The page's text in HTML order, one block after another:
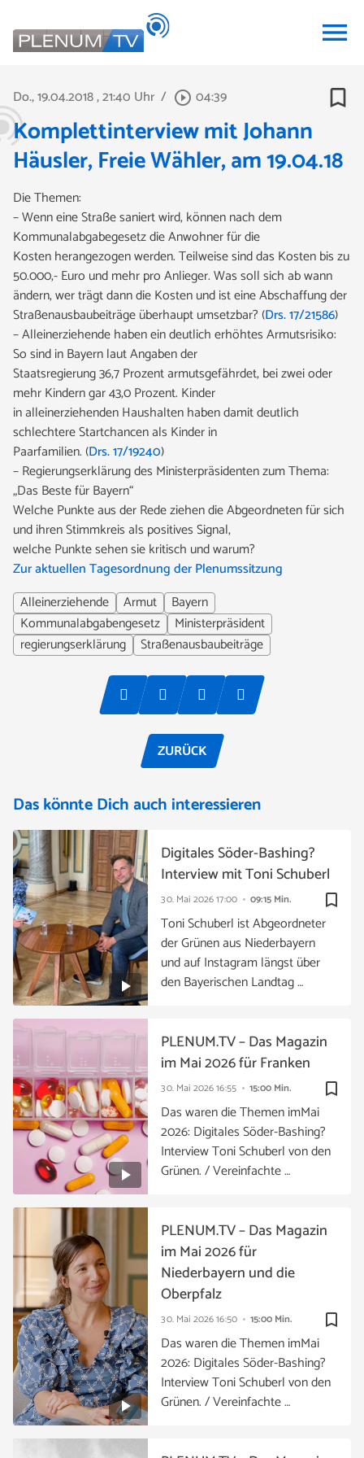
menu
Do., 19.04.2018, 21:40 Uhr / play_circle_outline 04:39 bookmark_border
Komplettinterview mit Johann
Häusler, Freie Wähler, am 19.04.18
Die Themen:
– Wenn eine Straße saniert wird, können nach dem
Kommunalabgabegesetz die Anwohner für die
Kosten herangezogen werden. Teilweise sind das Kosten bis zu
50.000,- Euro und mehr pro Anlieger. Was soll sich ab wann
ändern, wer trägt dann die Kosten und ist eine Abschaffung der
Straßenausbaubeiträge überhaupt umsetzbar? (Drs. 17/21586)
– Alleinerziehende haben ein deutlich erhöhtes Armutsrisiko:
So sind in Bayern laut Angaben der
Staatsregierung 36,7 Prozent armutsgefährdet, bei zwei oder
mehr Kindern gar 43,0 Prozent. Kinder
in alleinerziehenden Haushalten haben damit deutlich
schlechtere Startchancen als Kinder in
Paarfamilien. (Drs. 17/19240)
– Regierungserklärung des Ministerpräsidenten zum Thema:
„Das Beste für Bayern“
Welche Punkte aus der Rede ziehen die Abgeordneten für sich
und ihren Stimmkreis als positives Signal,
welche Punkte sehen sie kritisch und warum?
Zur aktuellen Tagesordnung der Plenumssitzung
Alleinerziehende
Armut
Bayern
Kommunalabgabengesetz
Ministerpräsident
regierungserklärung
Straßenausbaubeiträge
ZURÜCK
Das könnte Dich auch interessieren
bookmark_border
30. Mai 202617:00 09:15 Min.
Digitales Söder-Bashing?
Interview mit Toni Schuberl
Toni Schuberl ist Abgeordneter
der Grünen aus Niederbayern
und auf Instagram längst über
den Bayerischen Landtag …
bookmark_border
30. Mai 202616:55 15:00 Min.
PLENUM.TV – Das Magazin
im Mai 2026 für Franken
Das waren die Themen imMai
2026: Digitales Söder-Bashing?
Interview Toni Schuberl von den
Grünen. / Vereinfachte …
bookmark_border
30. Mai 202616:50 15:00 Min.
PLENUM.TV – Das Magazin
im Mai 2026 für
Niederbayern und die
Oberpfalz
Das waren die Themen imMai
2026: Digitales Söder-Bashing?
Interview Toni Schuberl von den
Grünen. / Vereinfachte …